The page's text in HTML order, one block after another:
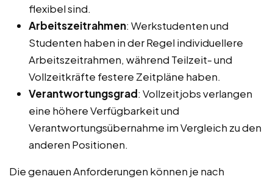
flexibel sind.
Arbeitszeitrahmen: Werkstudenten und
Studenten haben in der Regel individuellere
Arbeitszeitrahmen, während Teilzeit- und
Vollzeitkräfte festere Zeitpläne haben.
Verantwortungsgrad: Vollzeitjobs verlangen
eine höhere Verfügbarkeit und
Verantwortungsübernahme im Vergleich zu den
anderen Positionen.
Die genauen Anforderungen können je nach